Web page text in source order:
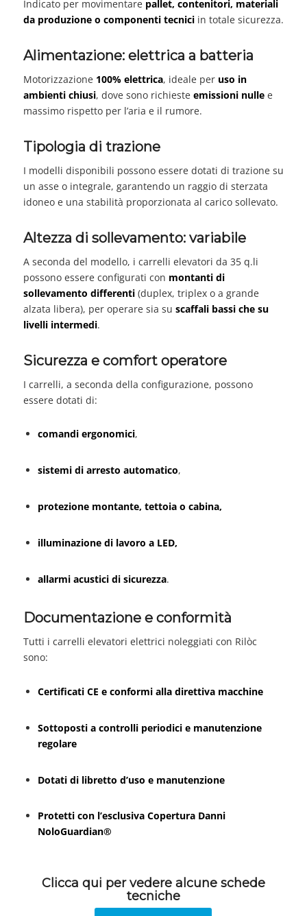
Indicato per movimentare pallet, contenitori, materiali
da produzione o componenti tecniciin totale sicurezza.
Alimentazione: elettrica a batteria
Motorizzazione 100% elettrica, ideale per uso in
ambienti chiusi, dove sono richieste emissioni nullee
massimo rispetto per l’aria e il rumore.
Tipologia di trazione
I modelli disponibili possono essere dotati di trazione su
un asse o integrale, garantendo un raggio di sterzata
idoneo e una stabilità proporzionata al carico sollevato.
Altezza di sollevamento: variabile
A seconda del modello, i carrelli elevatori da 35 q.li
possono essere configurati con montanti di
sollevamento differenti(duplex, triplex o a grande
alzata libera), per operare sia su scaffali bassi che su
livelli intermedi.
Sicurezza e comfort operatore
I carrelli, a seconda della configurazione, possono
essere dotati di:
comandi ergonomici,
sistemi di arresto automatico,
protezione montante, tettoia o cabina,
illuminazione di lavoro a LED,
allarmi acustici di sicurezza.
Documentazione e conformità
Tutti i carrelli elevatori elettrici noleggiati con Rilòc
sono:
Certificati CE e conformi alla direttiva macchine
Sottoposti a controlli periodici e manutenzione
regolare
Dotati di libretto d’uso e manutenzione
Protetti con l’esclusiva Copertura Danni
NoloGuardian®
Clicca qui per vedere alcune schede
tecniche